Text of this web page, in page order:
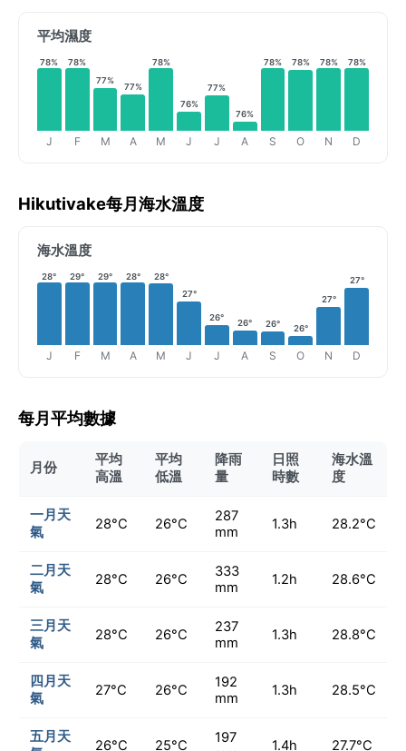
平均濕度
78%
J
78%
F
77%
M
77%
A
78%
M
76%
J
77%
J
76%
A
78%
S
78%
O
78%
N
78%
D
Hikutivake每月海水溫度
海水溫度
28°
J
29°
F
29°
M
28°
A
28°
M
27°
J
26°
J
26°
A
26°
S
26°
O
27°
N
27°
D
每月平均數據
月份
平均
高溫
平均
低溫
降雨
量
日照
時數
海水溫
度
一月天
氣
28°C 26°C
287
mm
1.3h 28.2°C
二月天
氣
28°C 26°C
333
mm
1.2h 28.6°C
三月天
氣
28°C 26°C
237
mm
1.3h 28.8°C
四月天
氣
27°C 26°C
192
mm
1.3h 28.5°C
五月天
26°C 25°C
197
1.4h 27.7°C